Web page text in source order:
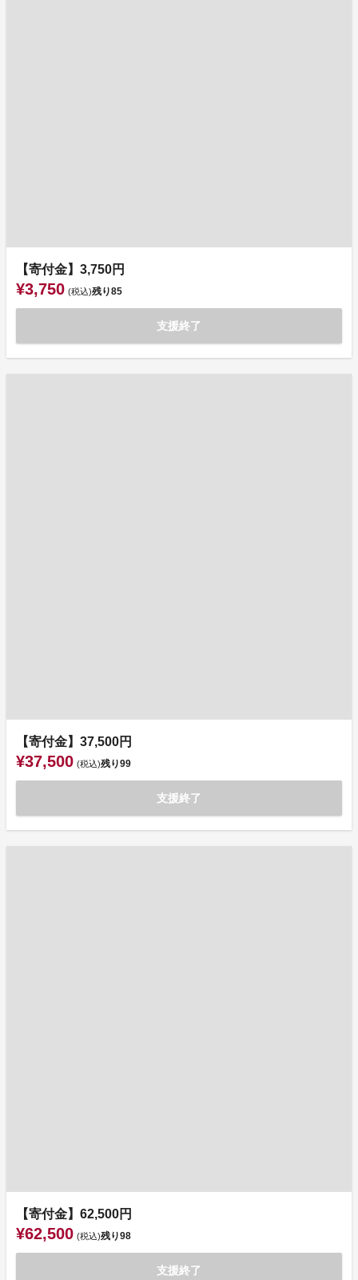
【寄付金】3,750円
¥3,750 (税込)残り85
支援終了
【寄付金】37,500円
¥37,500 (税込)残り99
支援終了
【寄付金】62,500円
¥62,500 (税込)残り98
支援終了